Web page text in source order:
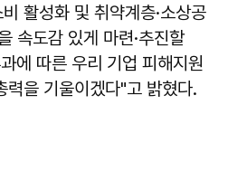
활성화 및 취약계층·소상공
속도감 있게 마련·추진할
에 따른 우리 기업 피해지원
력을 기울이겠다"고 밝혔다.